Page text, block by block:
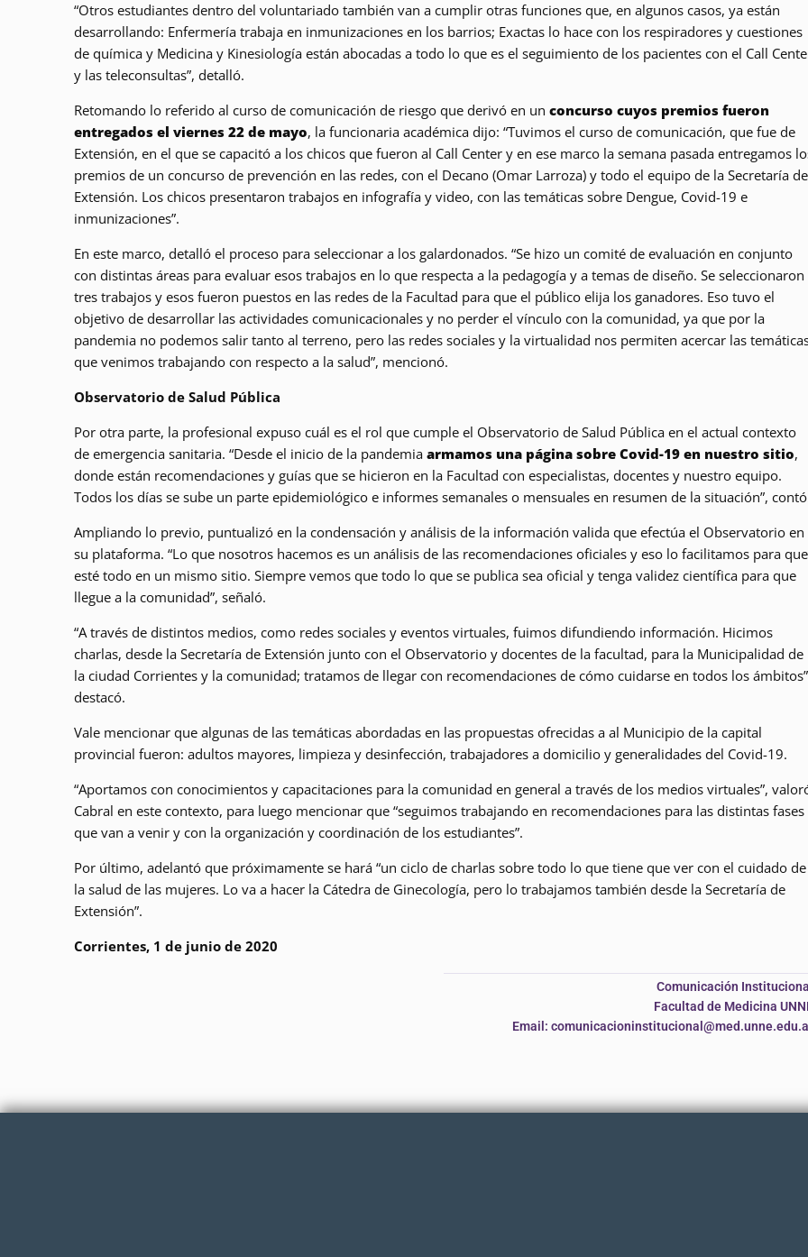
“Otros estudiantes dentro del voluntariado también van a cumplir otras funciones que, en algunos casos, ya están
desarrollando: Enfermería trabaja en inmunizaciones en los barrios; Exactas lo hace con los respiradores y cuestiones
de química y Medicina y Kinesiología están abocadas a todo lo que es el seguimiento de los pacientes con el Call
y las teleconsultas”, detalló.
Retomando lo referido al curso de comunicación de riesgo que derivó en un concurso cuyos premios fueron
entregados el viernes 22 de mayo, la funcionaria académica dijo: “Tuvimos el curso de comunicación, que fue de
Extensión, en el que se capacitó a los chicos que fueron al Call Center y en ese marco la semana pasada entregamos
premios de un concurso de prevención en las redes, con el Decano (Omar Larroza) y todo el equipo de la Secretaría de
Extensión. Los chicos presentaron trabajos en infografía y video, con las temáticas sobre Dengue, Covid-19 e
inmunizaciones”.
En este marco, detalló el proceso para seleccionar a los galardonados. “Se hizo un comité de evaluación en conjunto
con distintas áreas para evaluar esos trabajos en lo que respecta a la pedagogía y a temas de diseño. Se seleccionaron
tres trabajos y esos fueron puestos en las redes de la Facultad para que el público elija los ganadores. Eso tuvo el
objetivo de desarrollar las actividades comunicacionales y no perder el vínculo con la comunidad, ya que por la
pandemia no podemos salir tanto al terreno, pero las redes sociales y la virtualidad nos permiten acercar las
que venimos trabajando con respecto a la salud”, mencionó.
Observatorio de Salud Pública
Por otra parte, la profesional expuso cuál es el rol que cumple el Observatorio de Salud Pública en el actual contexto
de emergencia sanitaria. “Desde el inicio de la pandemia armamos una página sobre Covid-19 en nuestro sitio,
donde están recomendaciones y guías que se hicieron en la Facultad con especialistas, docentes y nuestro equipo.
Todos los días se sube un parte epidemiológico e informes semanales o mensuales en resumen de la situación”,
Ampliando lo previo, puntualizó en la condensación y análisis de la información valida que efectúa el Observatorio en
su plataforma. “Lo que nosotros hacemos es un análisis de las recomendaciones oficiales y eso lo facilitamos para que
esté todo en un mismo sitio. Siempre vemos que todo lo que se publica sea oficial y tenga validez científica para que
llegue a la comunidad”, señaló.
“A través de distintos medios, como redes sociales y eventos virtuales, fuimos difundiendo información. Hicimos
charlas, desde la Secretaría de Extensión junto con el Observatorio y docentes de la facultad, para la Municipalidad de
la ciudad Corrientes y la comunidad; tratamos de llegar con recomendaciones de cómo cuidarse en todos los
destacó.
Vale mencionar que algunas de las temáticas abordadas en las propuestas ofrecidas a al Municipio de la capital
provincial fueron: adultos mayores, limpieza y desinfección, trabajadores a domicilio y generalidades del Covid-19.
“Aportamos con conocimientos y capacitaciones para la comunidad en general a través de los medios virtuales”,
Cabral en este contexto, para luego mencionar que “seguimos trabajando en recomendaciones para las distintas fases
que van a venir y con la organización y coordinación de los estudiantes”.
Por último, adelantó que próximamente se hará “un ciclo de charlas sobre todo lo que tiene que ver con el cuidado de
la salud de las mujeres. Lo va a hacer la Cátedra de Ginecología, pero lo trabajamos también desde la Secretaría de
Extensión”.
Corrientes, 1 de junio de 2020
Comunicación Institucional
Facultad de Medicina
Email: